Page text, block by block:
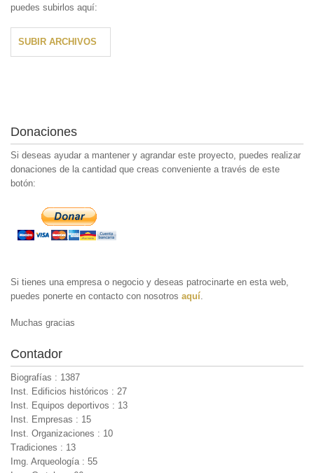
puedes subirlos aquí:
SUBIR ARCHIVOS
Donaciones
Si deseas ayudar a mantener y agrandar este proyecto, puedes realizar
donaciones de la cantidad que creas conveniente a través de este
botón:
Si tienes una empresa o negocio y deseas patrocinarte en esta web,
puedes ponerte en contacto con nosotros aquí.
Muchas gracias
Contador
Biografías : 1387
Inst. Edificios históricos : 27
Inst. Equipos deportivos : 13
Inst. Empresas : 15
Inst. Organizaciones : 10
Tradiciones : 13
Img. Arqueología : 55